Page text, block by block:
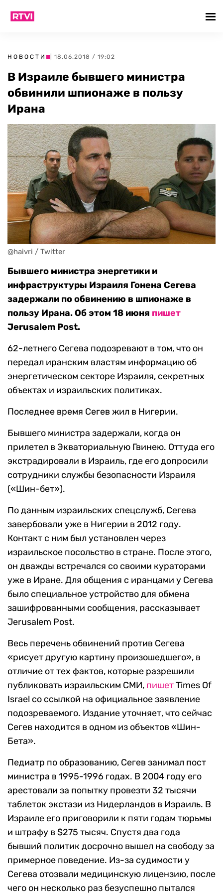
НОВОСТИ | 18.06.2018 / 19:02
В Израиле бывшего министра
обвинили шпионаже в пользу
Ирана
@haivri / Twitter
Бывшего министра энергетики и
инфраструктуры Израиля Гонена Сегева
задержали по обвинению в шпионаже в
пользу Ирана. Об этом 18 июня пишет
Jerusalem Post.
62-летнего Сегева подозревают в том, что он
передал иранским властям информацию об
энергетическом секторе Израиля, секретных
объектах и израильских политиках.
Последнее время Сегев жил в Нигерии.
Бывшего министра задержали, когда он
прилетел в Экваториальную Гвинею. Оттуда его
экстрадировали в Израиль, где его допросили
сотрудники службы безопасности Израиля
(«Шин-бет»).
По данным израильских спецслужб, Сегева
завербовали уже в Нигерии в 2012 году.
Контакт с ним был установлен через
израильское посольство в стране. После этого,
он дважды встречался со своими кураторами
уже в Иране. Для общения с иранцами у Сегева
было специальное устройство для обмена
зашифрованными сообщения, рассказывает
Jerusalem Post.
Весь перечень обвинений против Сегева
«рисует другую картину произошедшего», в
отличие от тех фактов, которые разрешили
публиковать израильским СМИ, пишетTimes Of
Israel со ссылкой на официальное заявление
подозреваемого. Издание уточняет, что сейчас
Сегев находится в одном из объектов «Шин-
Бета».
Педиатр по образованию, Сегев занимал пост
министра в 1995-1996 годах. В 2004 году его
арестовали за попытку провезти 32 тысячи
таблеток экстази из Нидерландов в Израиль. В
Израиле его приговорили к пяти годам тюрьмы
и штрафу в $275 тысяч. Спустя два года
бывший политик досрочно вышел на свободу за
примерное поведение. Из-за судимости у
Сегева отозвали медицинскую лицензию, после
чего он несколько раз безуспешно пытался